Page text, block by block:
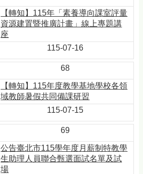
【轉知】115年「素養導向課室評量
資源建置暨推廣計畫」線上專題講
座
115-07-16
68
【轉知】115年度教學基地學校各領
域教師暑假共同備課研習
115-07-15
69
公告臺北市115學年度月薪制特教學
生助理人員聯合甄選面試名單及試
場